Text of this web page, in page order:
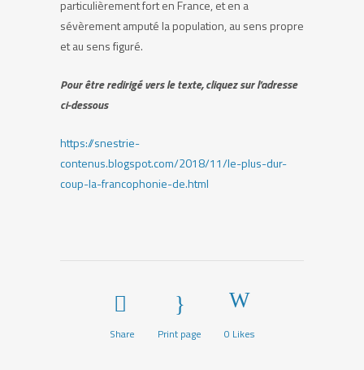
particulièrement fort en France, et en a
sévèrement amputé la population, au sens propre
et au sens figuré.
Pour être redirigé vers le texte, cliquez sur l’adresse
ci-dessous
https://snestrie-
contenus.blogspot.com/2018/11/le-plus-dur-
coup-la-francophonie-de.html
Share Print page 0 Likes